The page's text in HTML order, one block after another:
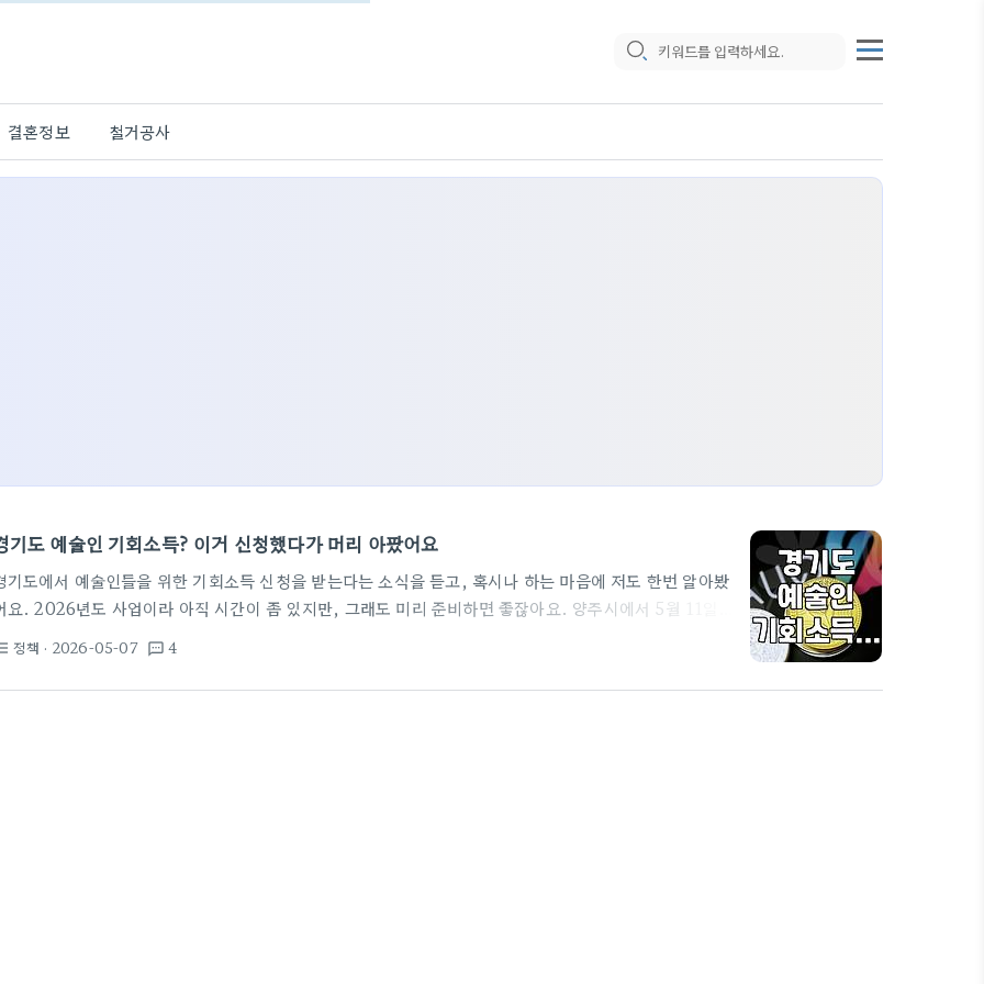
결혼정보 철거공사
기도 예술인 기회소득? 이거 신청했다가 머리 아팠어요
기도에서 예술인들을 위한 기회소득 신청을 받는다는 소식을 듣고, 혹시나 하는 마음에 저도 한번 알아봤
요. 2026년도 사업이라 아직 시간이 좀 있지만, 그래도 미리 준비하면 좋잖아요. 양주시에서 5월 11일
심은 많더라고요. 근데 이 지원금을 받으려면 좀 까다로운 조건들이 붙더라고요. 가장 먼저 눈에 들어온 건,
년도 문화체육관광부에서 하는 '예술활동준비금'이나 'K-ART 청년 창작자 지원금'을 이미 받고 있다
정책 · 2026-05-07 textsms 4